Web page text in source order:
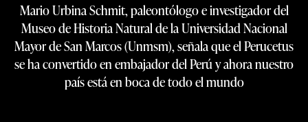
Mario Urbina Schmit, paleontólogo e investigador del
Museo de Historia Natural de la Universidad Nacional
Mayor de San Marcos (Unmsm), señala que el Perucetus
se ha convertido en embajador del Perú y ahora nuestro
país está en boca de todo el mundo